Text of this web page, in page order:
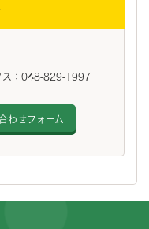
ス：048-829-1997
わせフォーム